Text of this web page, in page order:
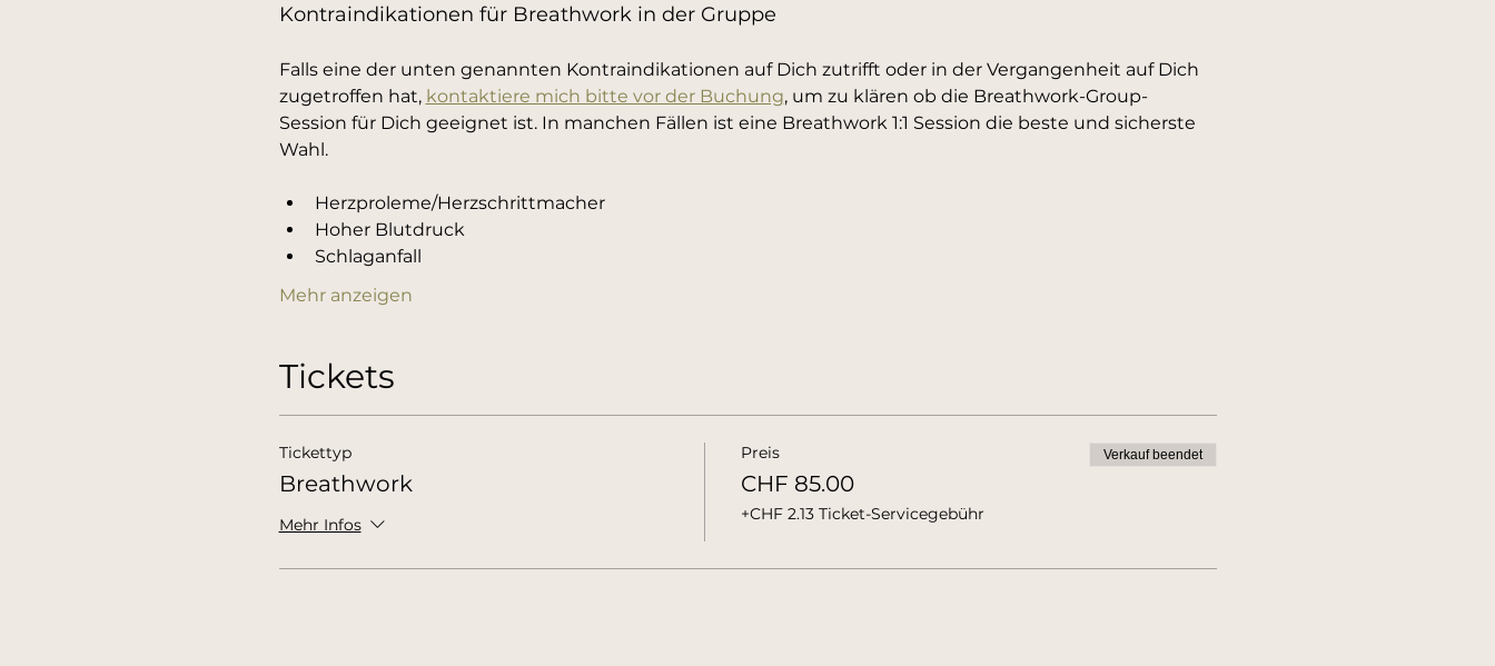
Kontraindikationen für Breathwork in der Gruppe
Falls eine der unten genannten Kontraindikationen auf Dich zutrifft oder in der Vergangenheit auf Dich
zugetroffen hat, kontaktiere mich bitte vor der Buchung, um zu klären ob die Breathwork-Group-
Session für Dich geeignet ist. In manchen Fällen ist eine Breathwork 1:1 Session die beste und sicherste
Wahl.
Herzproleme/Herzschrittmacher​
Hoher Blutdruck
Schlaganfall
Mehr anzeigen
Tickets
Tickettyp
Breathwork
Mehr Infos
Preis
CHF 85.00
+CHF 2.13 Ticket-Servicegebühr
Verkauf beendet